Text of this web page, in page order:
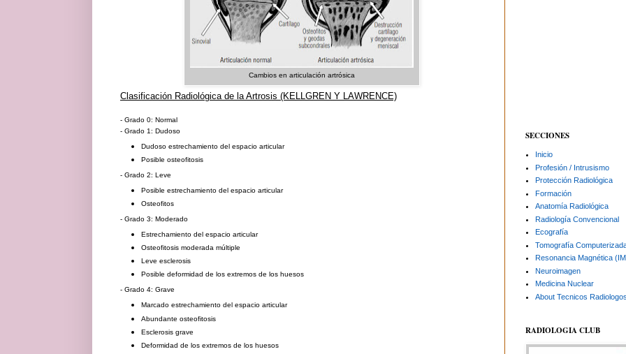
Cambios en articulación artrósica
Clasificación Radiológica de la Artrosis (KELLGREN Y LAWRENCE)
- Grado 0: Normal
- Grado 1: Dudoso
Dudoso estrechamiento del espacio articular
Posible osteofitosis
- Grado 2: Leve
Posible estrechamiento del espacio articular
Osteofitos
- Grado 3: Moderado
Estrechamiento del espacio articular
Osteofitosis moderada múltiple
Leve esclerosis
Posible deformidad de los extremos de los huesos
- Grado 4: Grave
Marcado estrechamiento del espacio articular
Abundante osteofitosis
Esclerosis grave
Deformidad de los extremos de los huesos
SECCIONES
Inicio
Profesión / Intrusismo
Protección Radiológica
Formación
Anatomía Radiológica
Radiología Convencional
Ecografía
Tomografía
Resonancia Magnética
Neuroimagen
Medicina Nuclear
About Tecnicos
RADIOLOGIA CLUB